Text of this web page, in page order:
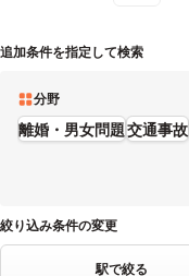
追加条件を指定して検索
分野
離婚・男女問題交通事故
絞り込み条件の変更
駅で絞る